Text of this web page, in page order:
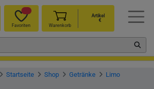
Favoriten Warenkorb
Artikel
€
Startseite Shop Getränke
Limo